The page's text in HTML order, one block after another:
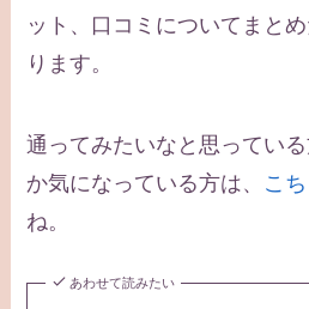
ット、口コミについてまと
ります。
通ってみたいなと思ってい
か気になっている方は、 こ
ね。
あわせて読みたい